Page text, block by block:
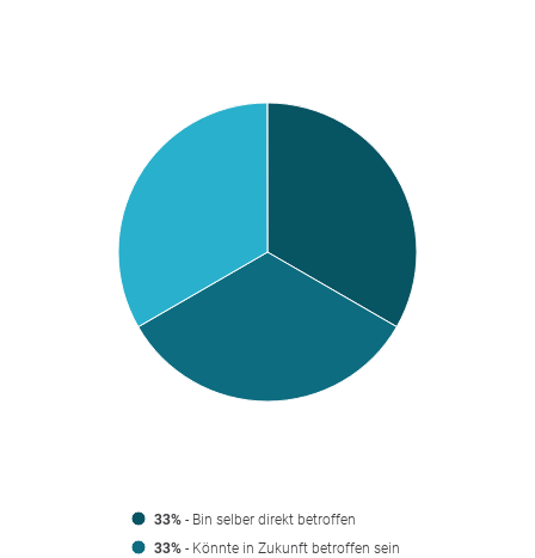
33% - Bin selber direkt betroffen
33% - Könnte in Zukunft betroffen sein